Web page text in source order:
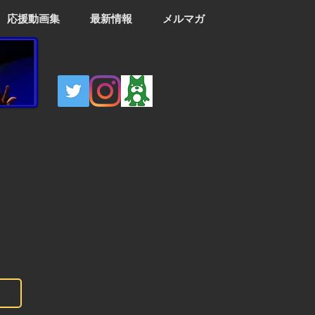
応援動画集 最新情報 メルマガ